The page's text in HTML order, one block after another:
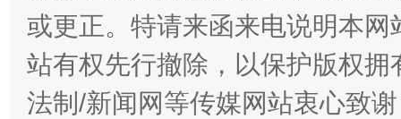
或更正。特请来函来电说明本
站有权先行撤除，以保护版权
法制/新闻网等传媒网站衷心致